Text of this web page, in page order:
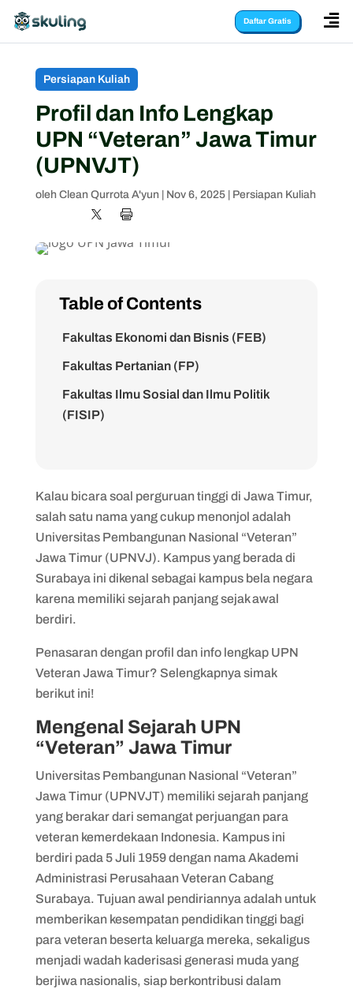
Daftar Gratis 
Persiapan Kuliah
Profil dan Info Lengkap
UPN “Veteran” Jawa Timur
(UPNVJT)
oleh Clean Qurrota A'yun Nov 6, 2025| Persiapan Kuliah
Table of Contents
Fakultas Ekonomi dan Bisnis (FEB)
Fakultas Pertanian (FP)
Fakultas Ilmu Sosial dan Ilmu Politik
(FISIP)
Fakultas Arsitektur dan Desain (FAD)
Fakultas Kedokteran (FK)
Kalau bicara soal perguruan tinggi di Jawa Timur,
salah satu nama yang cukup menonjol adalah
Universitas Pembangunan Nasional “Veteran”
Jawa Timur (UPNVJ). Kampus yang berada di
Surabaya ini dikenal sebagai kampus bela negara
karena memiliki sejarah panjang sejak awal
berdiri.
Penasaran dengan profil dan info lengkap UPN
Veteran Jawa Timur? Selengkapnya simak
berikut ini!
Mengenal Sejarah UPN
“Veteran” Jawa Timur
Universitas Pembangunan Nasional “Veteran”
Jawa Timur (UPNVJT) memiliki sejarah panjang
yang berakar dari semangat perjuangan para
veteran kemerdekaan Indonesia. Kampus ini
berdiri pada 5 Juli 1959 dengan nama Akademi
Administrasi Perusahaan Veteran Cabang
Surabaya. Tujuan awal pendiriannya adalah untuk
memberikan kesempatan pendidikan tinggi bagi
para veteran beserta keluarga mereka, sekaligus
menjadi wadah kaderisasi generasi muda yang
berjiwa nasionalis, siap berkontribusi dalam